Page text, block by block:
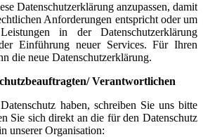
Datenschutzerklärung anzupassen, damit
Anforderungen entspricht oder um
in der Datenschutzerklärung
Einführung neuer Services. Für Ihren
die neue Datenschutzerklärung.
Verantwortlichen
haben, schreiben Sie uns bitte
Sie sich direkt an die für den Datenschutz
unserer Organisation: